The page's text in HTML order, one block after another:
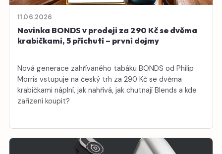
11.06.2026
Novinka BONDS v prodeji za 290 Kč se dvěma
krabičkami, 5 příchutí – první dojmy
Nová generace zahřívaného tabáku BONDS od Philip
Morris vstupuje na český trh za 290 Kč se dvěma
krabičkami náplní, jak nahřívá, jak chutnají Blends a kde
zařízení koupit?